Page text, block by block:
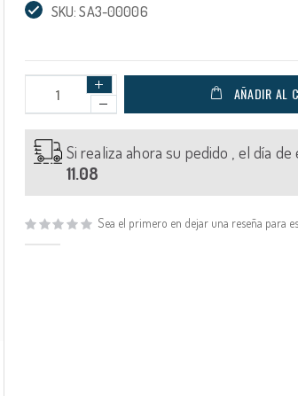
SKU: SA3-00006
AÑADIR AL
Si realiza ahora su pedido , el día
11.08
Sea el primero en dejar una reseña para